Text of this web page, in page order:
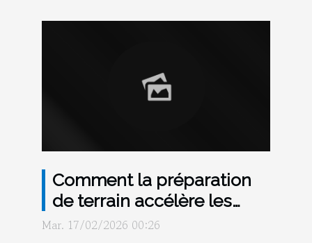
Comment la préparation
de terrain accélère les
projets de construction ?
Mar. 17/02/2026 00:26